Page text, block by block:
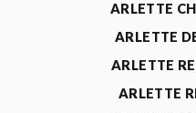
ARLETTE
ARLETTE
ARLETTE
ARLETTE